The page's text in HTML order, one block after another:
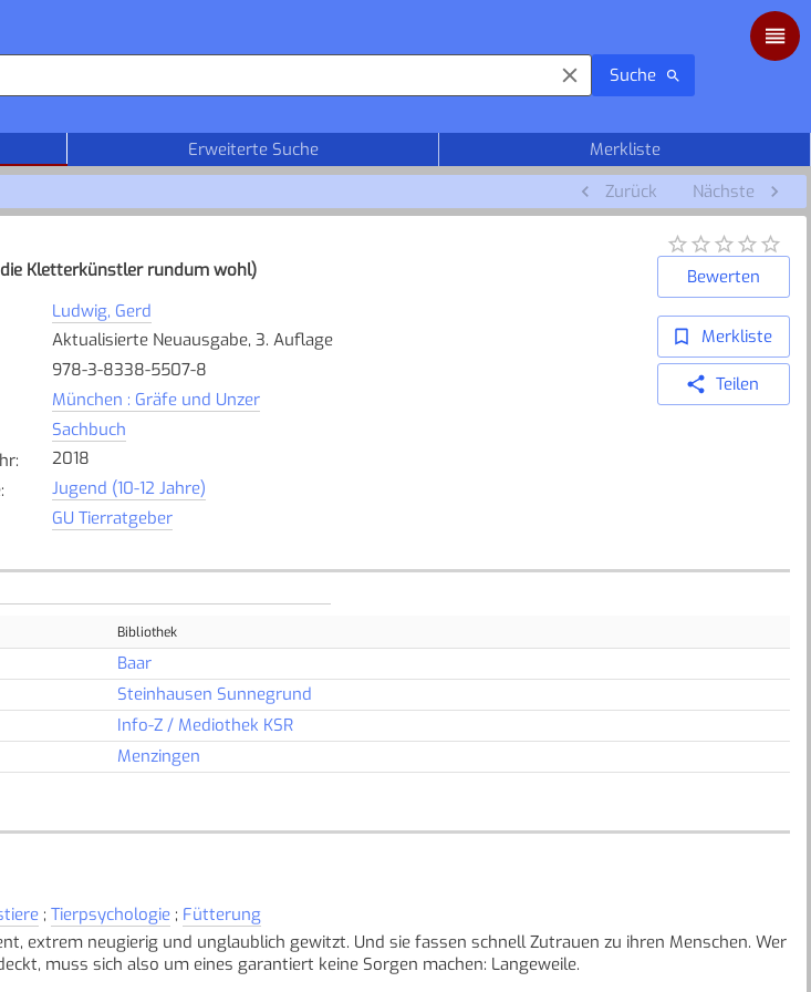
Suche
Erweiterte Suche
Merkliste
Zurück Nächste
Kletterkünstler rundum wohl)
Ludwig, Gerd
Aktualisierte Neuausgabe, 3. Auflage
978-3-8338-5507-8
München : Gräfe und Unzer
Sachbuch
:
2018
:
Jugend (10-12 Jahre)
GU Tierratgeber
Bewerten
Merkliste
Teilen
Bibliothek
Baar
Steinhausen Sunnegrund
Info-Z / Mediothek KSR
Menzingen
; Tierpsychologie; Fütterung
extrem neugierig und unglaublich gewitzt. Und sie fassen schnell Zutrauen zu ihren Menschen. Wer
muss sich also um eines garantiert keine Sorgen machen: Langeweile.